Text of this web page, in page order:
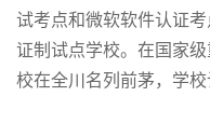
试考点和微软软件认证
证制试点学校。在国家
校在全川名列前茅，学